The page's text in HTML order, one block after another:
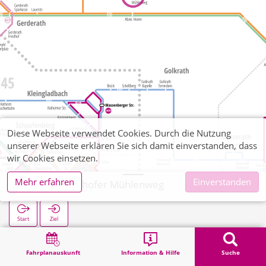
Fahrplanauskunft Information & Hilfe Suche
Genhof Genhofer Mühlenweg
Start Ziel
Genhof Genhofer Mühlenweg
Diese Webseite verwendet Cookies. Durch die Nutzung
unserer Webseite erklären Sie sich damit einverstanden, dass
wir Cookies einsetzen.
Mehr erfahren
Einverstanden